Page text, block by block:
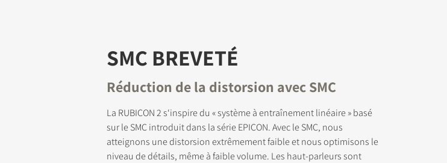
SMC BREVETÉ
Réduction de la distorsion avec SMC
La RUBICON 2 s‘inspire du « système à entraînement linéaire » basé
sur le SMC introduit dans la série EPICON. Avec le SMC, nous
atteignons une distorsion extrêmement faible et nous optimisons le
niveau de détails, même à faible volume. Les haut-parleurs sont